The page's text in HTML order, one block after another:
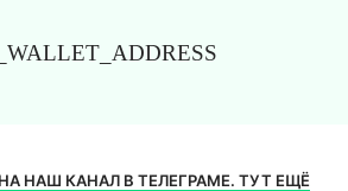
НАШ КАНАЛ В ТЕЛЕГРАМЕ. ТУТ ЕЩЁ